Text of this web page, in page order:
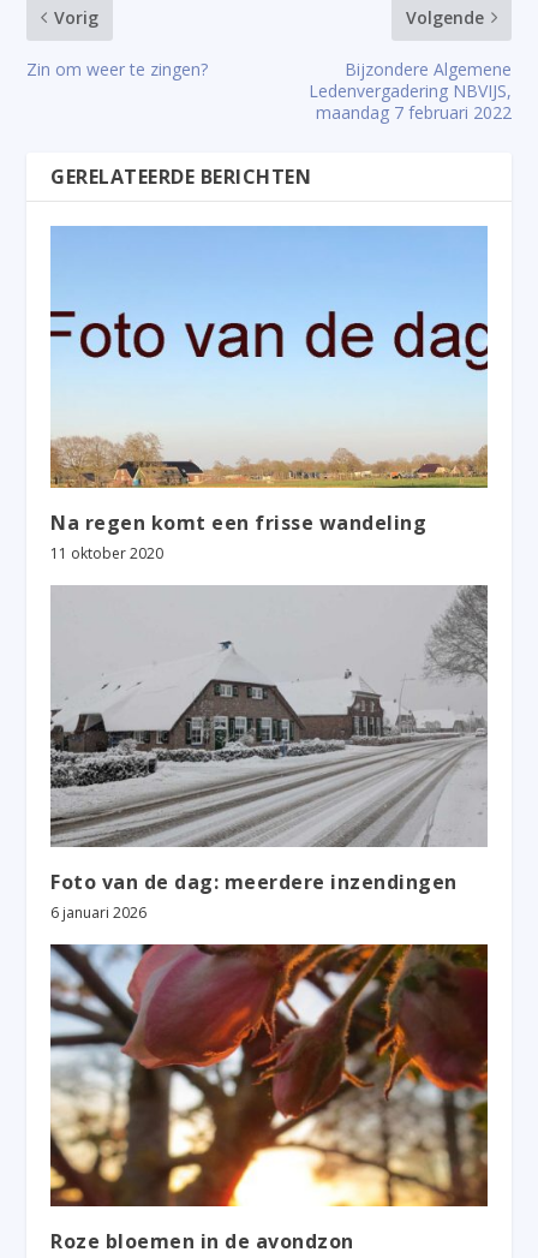
Vorig
Zin om weer te zingen?
Volgende
Bijzondere Algemene
Ledenvergadering NBVIJS,
maandag 7 februari 2022
GERELATEERDE BERICHTEN
Na regen komt een frisse wandeling
11 oktober 2020
Foto van de dag: meerdere inzendingen
6 januari 2026
Roze bloemen in de avondzon